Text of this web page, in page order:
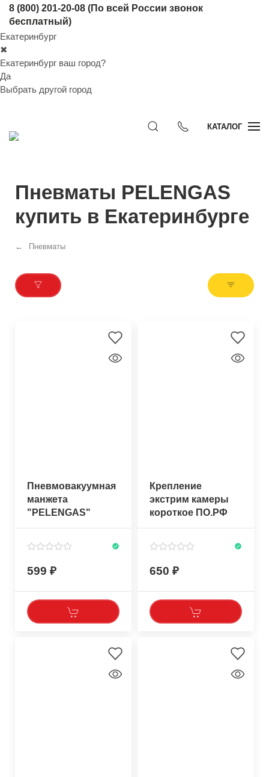
8 (800) 201-20-08 (По всей России звонок
бесплатный)
Екатеринбург
✖
Екатеринбург ваш город?
Да
Выбрать другой город
КАТАЛОГ
Пневматы PELENGAS
купить в Екатеринбурге
Пневматы
Пневмовакуумная
манжета
"PELENGAS"
полиуретан
599
Крепление
экстрим камеры
короткое ПО.РФ
30-34мм
650